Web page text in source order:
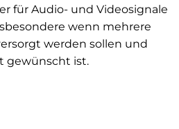
für Audio- und Videosignale
wenn mehrere
werden sollen und
gewünscht ist.